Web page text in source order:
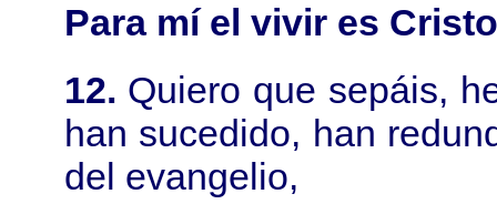
Para mí el vivir es Cristo
12. Quiero que sepáis,
han sucedido, han
del evangelio,